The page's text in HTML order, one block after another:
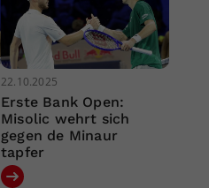
22.10.2025
Erste Bank Open:
Misolic wehrt sich
gegen de Minaur
tapfer